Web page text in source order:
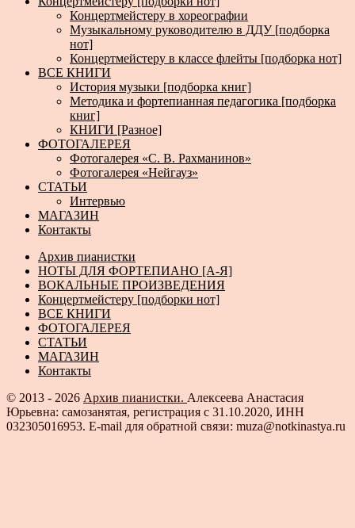
Концертмейстеру в хореографии
Музыкальному руководителю в ДДУ [подборка
нот]
Концертмейстеру в классе флейты [подборка нот]
ВСЕ КНИГИ
История музыки [подборка книг]
Методика и фортепианная педагогика [подборка
книг]
КНИГИ [Разное]
ФОТОГАЛЕРЕЯ
Фотогалерея «С. В. Рахманинов»
Фотогалерея «Нейгауз»
СТАТЬИ
Интервью
МАГАЗИН
Контакты
Архив пианистки
НОТЫ ДЛЯ ФОРТЕПИАНО [А-Я]
ВОКАЛЬНЫЕ ПРОИЗВЕДЕНИЯ
Концертмейстеру [подборки нот]
ВСЕ КНИГИ
ФОТОГАЛЕРЕЯ
СТАТЬИ
МАГАЗИН
Контакты
© 2013 - 2026 Архив пианистки. Алексеева Анастасия
Юрьевна: самозанятая, регистрация с 31.10.2020, ИНН
032305016953. E-mail для обратной связи: muza@notkinastya.ru